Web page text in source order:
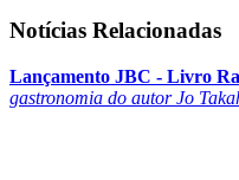
Notícias Relacionadas
Lançamento JBC - Livro
gastronomia do autor Jo